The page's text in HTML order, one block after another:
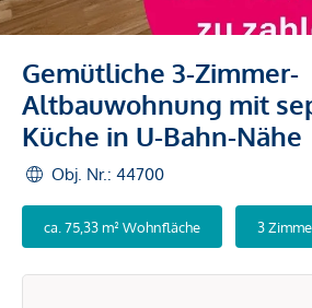
Gemütliche 3-Zimmer-
Altbauwohnung mit
Küche in U-Bahn-Nähe
Obj. Nr.: 44700
ca. 75,33 m² Wohnfläche 3